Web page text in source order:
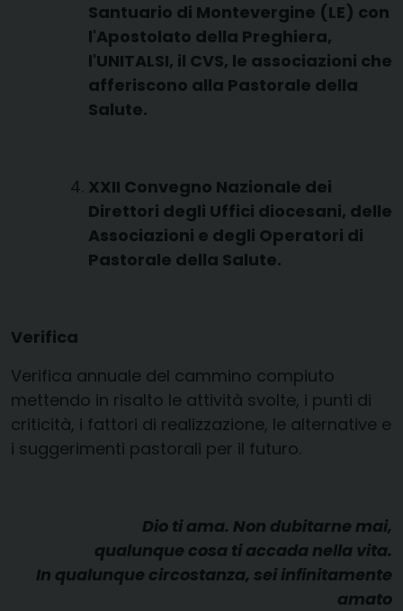
Santuario di Montevergine (LE) con
l'Apostolato della Preghiera,
l'UNITALSI, il CVS, le associazioni che
afferiscono alla Pastorale della
Salute.
XXII Convegno Nazionale dei
Direttori degli Uffici diocesani, delle
Associazioni e degli Operatori di
Pastorale della Salute.
Verifica
Verifica annuale del cammino compiuto
mettendo in risalto le attività svolte, i punti di
criticità, i fattori di realizzazione, le alternative e
i suggerimenti pastorali per il futuro.
Dio ti ama. Non dubitarne mai,
qualunque cosa ti accada nella vita.
In qualunque circostanza, sei infinitamente
amato